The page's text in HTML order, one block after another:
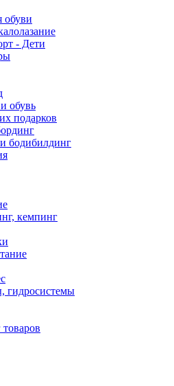
обуви
- Дети
обувь
подарков
бодибилдинг
кемпинг
гидросистемы
товаров